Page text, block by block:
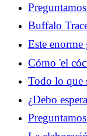
el vino
Buffalo
destilería
Este enorme
las
Unidos
Cómo 'el
se
Todo lo que
el bourbon
momento
¿Debo
en un
Napa más